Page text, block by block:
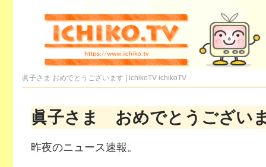
眞子さま おめでとうございます | ichikoTV ichikoTV
眞子さま おめでとうござい
昨夜のニュース速報。